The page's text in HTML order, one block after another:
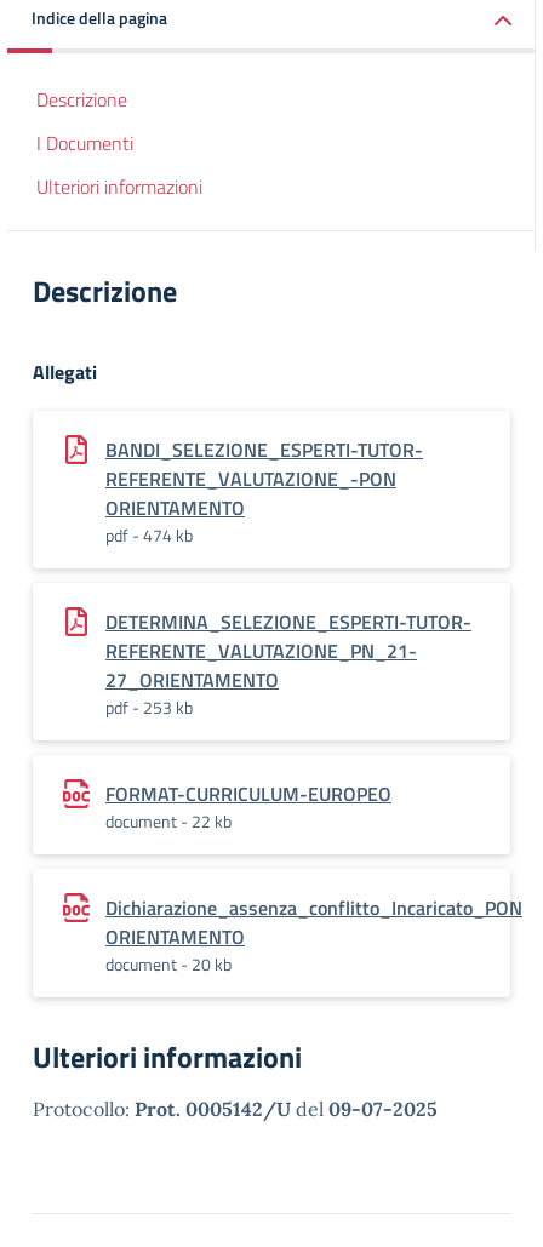
Indice della pagina
Descrizione
I Documenti
Ulteriori informazioni
Descrizione
Allegati
BANDI_SELEZIONE_ESPERTI-TUTOR-
REFERENTE_VALUTAZIONE_-PON
ORIENTAMENTO
pdf - 474 kb
DETERMINA_SELEZIONE_ESPERTI-TUTOR-
REFERENTE_VALUTAZIONE_PN_21-
27_ORIENTAMENTO
pdf - 253 kb
FORMAT-CURRICULUM-EUROPEO
document - 22 kb
Dichiarazione_assenza_conflitto_Incaricato_PON
ORIENTAMENTO
document - 20 kb
Ulteriori informazioni
Protocollo: Prot. 0005142/U del 09-07-2025